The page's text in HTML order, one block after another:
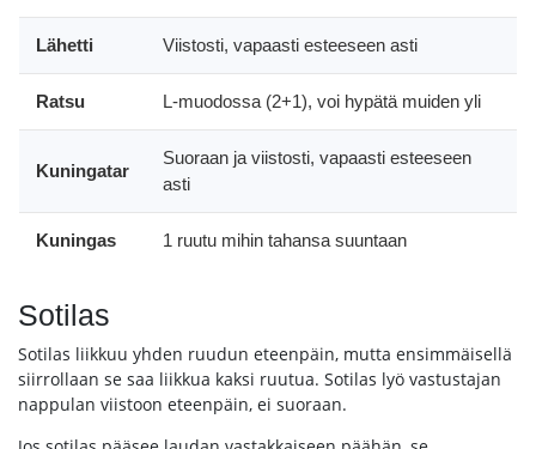
Lähetti Viistosti, vapaasti esteeseen asti
Ratsu L-muodossa (2+1), voi hypätä muiden yli
Kuningatar
Suoraan ja viistosti, vapaasti esteeseen
asti
Kuningas 1 ruutu mihin tahansa suuntaan
Sotilas
Sotilas liikkuu yhden ruudun eteenpäin, mutta ensimmäisellä
siirrollaan se saa liikkua kaksi ruutua. Sotilas lyö vastustajan
nappulan viistoon eteenpäin, ei suoraan.